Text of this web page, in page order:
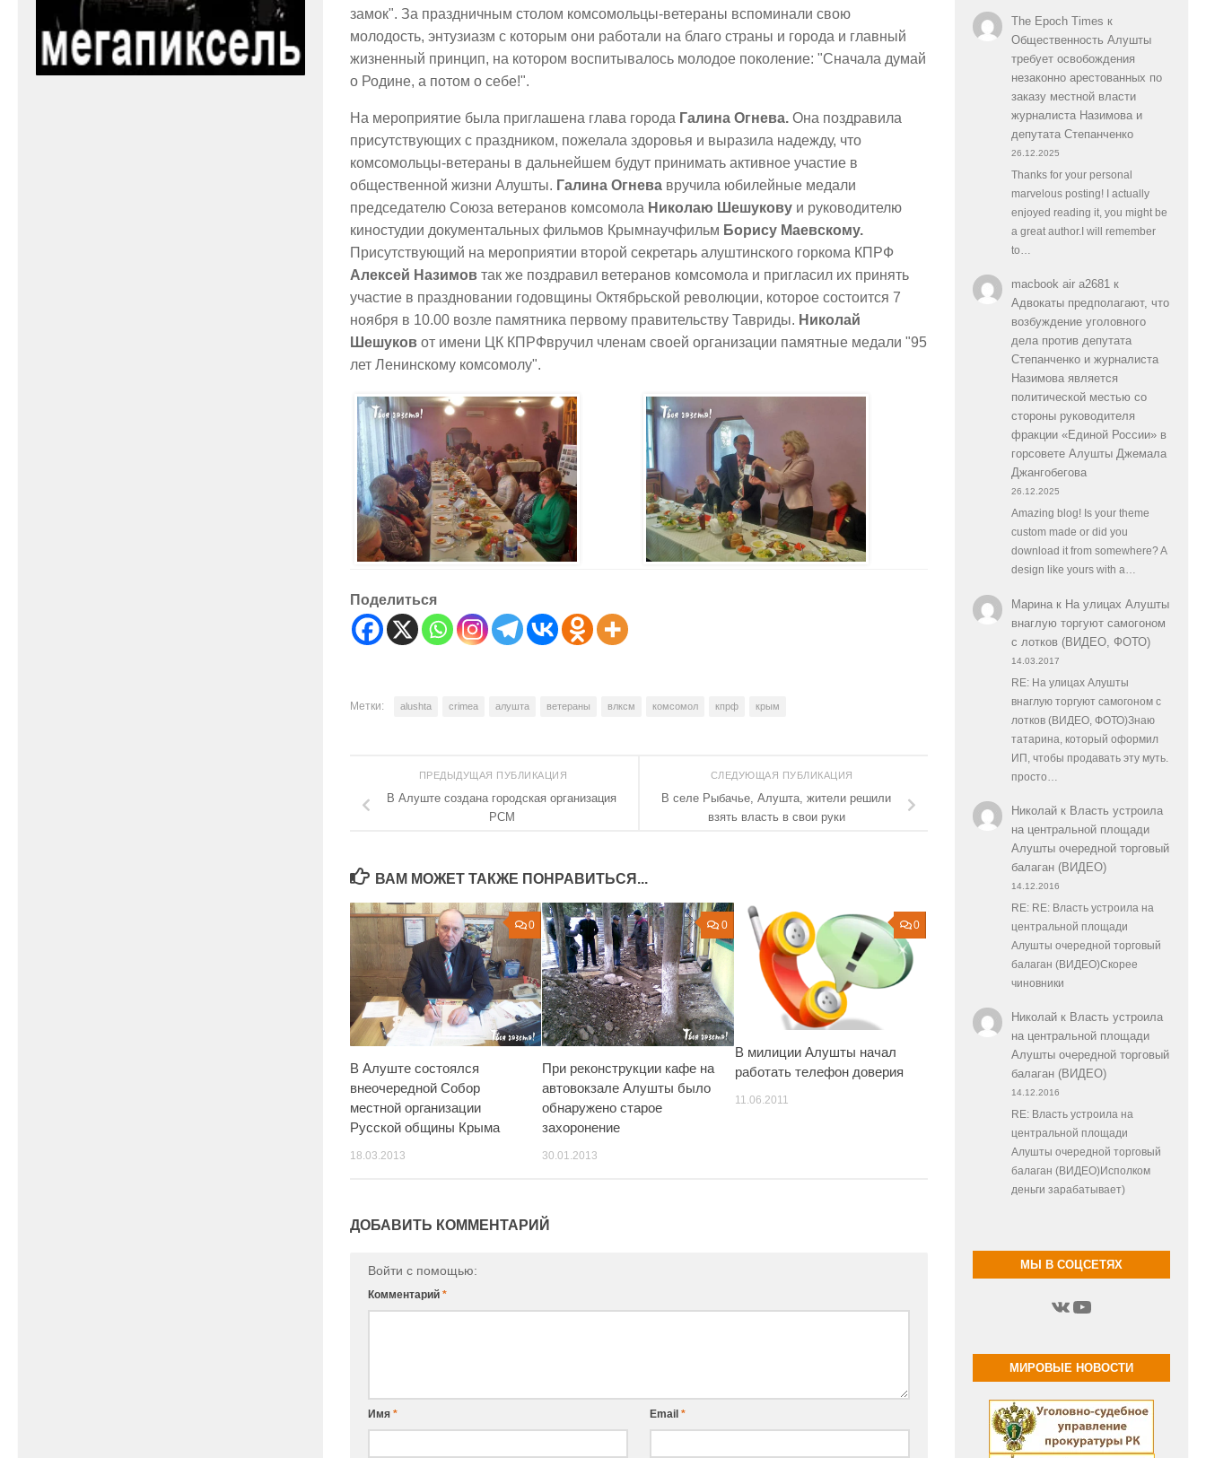
замок". За праздничным столом комсомольцы-ветераны вспоминали свою
молодость, энтузиазм с которым они работали на благо страны и города и главный
жизненный принцип, на котором воспитывалось молодое поколение: "Сначала думай
о Родине, а потом о себе!".
На мероприятие была приглашена глава города Галина Огнева. Она поздравила
присутствующих с праздником, пожелала здоровья и выразила надежду, что
комсомольцы-ветераны в дальнейшем будут принимать активное участие в
общественной жизни Алушты. Галина Огнева вручила юбилейные медали
председателю Союза ветеранов комсомола Николаю Шешукову и руководителю
киностудии документальных фильмов Крымнаучфильм Борису Маевскому.
Присутствующий на мероприятии второй секретарь алуштинского горкома КПРФ
Алексей Назимов так же поздравил ветеранов комсомола и пригласил их принять
участие в праздновании годовщины Октябрьской революции, которое состоится 7
ноября в 10.00 возле памятника первому правительству Тавриды. Николай
Шешуков от имени ЦК КПРФвручил членам своей организации памятные медали "95
лет Ленинскому комсомолу".
Поделиться
Метки: alushta crimea алушта ветераны влксм комсомол кпрф крым
СЛЕДУЮЩАЯ ПУБЛИКАЦИЯ
В селе Рыбачье, Алушта, жители решили
взять власть в свои руки
ПРЕДЫДУЩАЯ ПУБЛИКАЦИЯ
В Алуште создана городская организация
РСМ
ВАМ МОЖЕТ ТАКЖЕ ПОНРАВИТЬСЯ...
0
В Алуште состоялся
внеочередной Собор
местной организации
Русской общины Крыма
18.03.2013
0
При реконструкции кафе на
автовокзале Алушты было
обнаружено старое
захоронение
30.01.2013
0
В милиции Алушты начал
работать телефон доверия
11.06.2011
ДОБАВИТЬ КОММЕНТАРИЙ
Войти с помощью:
Комментарий *
Имя * Email*
The Epoch Times к
Общественность Алушты
требует освобождения
незаконно арестованных по
заказу местной власти
журналиста Назимова и
депутата Степанченко
26.12.2025
Thanks for your personal
marvelous posting! I actually
enjoyed reading it, you might be
a great author.I will remember
to…
macbook air a2681к
Адвокаты предполагают, что
возбуждение уголовного
дела против депутата
Степанченко и журналиста
Назимова является
политической местью со
стороны руководителя
фракции «Единой России» в
горсовете Алушты Джемала
Джангобегова
26.12.2025
Amazing blog! Is your theme
custom made or did you
download it from somewhere? A
design like yours with a…
Маринак На улицах Алушты
внаглую торгуют самогоном
с лотков (ВИДЕО, ФОТО)
14.03.2017
RE: На улицах Алушты
внаглую торгуют самогоном с
лотков (ВИДЕО, ФОТО)Знаю
татарина, который оформил
ИП, чтобы продавать эту муть.
просто…
Николайк Власть устроила
на центральной площади
Алушты очередной торговый
балаган (ВИДЕО)
14.12.2016
RE: RE: Власть устроила на
центральной площади
Алушты очередной торговый
балаган (ВИДЕО)Скорее
чиновники
Николайк Власть устроила
на центральной площади
Алушты очередной торговый
балаган (ВИДЕО)
14.12.2016
RE: Власть устроила на
центральной площади
Алушты очередной торговый
балаган (ВИДЕО)Исполком
деньги зарабатывает)
МЫ В СОЦСЕТЯХ
ВКонтакте
YouTube
МИРОВЫЕ НОВОСТИ